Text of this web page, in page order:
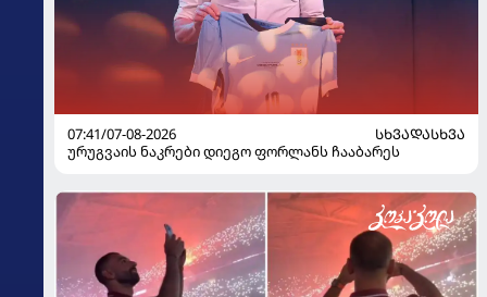
07:41/07-08-2026
ᲡᲮᲕᲐᲓᲐᲡᲮᲕᲐ
ურუგვაის ნაკრები დიეგო ფორლანს ჩააბარეს